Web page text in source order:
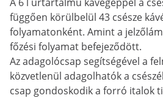
függően körülbelül 43 csésze
folyamatonként. Amint a
főzési folyamat befejeződött.
Az adagolócsap segítségével a
közvetlenül adagolhatók a
csap gondoskodik a forró italok